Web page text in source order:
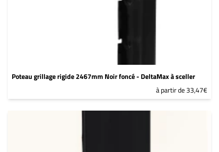
Poteau grillage rigide 2467mm Noir foncé - DeltaMax à sceller
à partir de 33,47€